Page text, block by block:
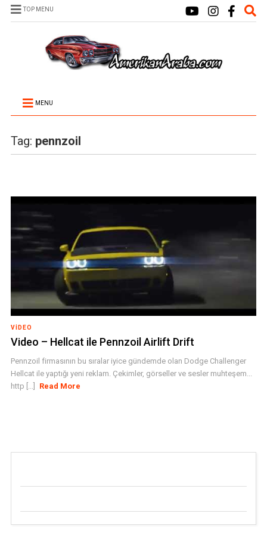
TOP MENU
MENU
Tag: pennzoil
VIDEO
Video – Hellcat ile Pennzoil Airlift Drift
Pennzoil firmasının bu sıralar iyice gündemde olan Dodge Challenger
Hellcat ile yaptığı yeni reklam. Çekimler, görseller ve sesler muhteşem...
http [...]
Read More